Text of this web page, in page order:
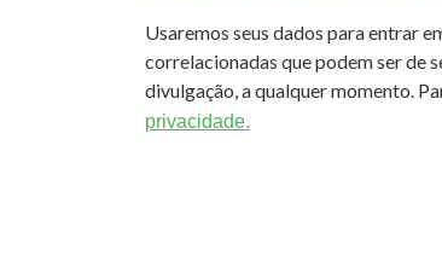
Usaremos seus dados para entrar
correlacionadas que podem ser de
divulgação, a qualquer momento.
privacidade.